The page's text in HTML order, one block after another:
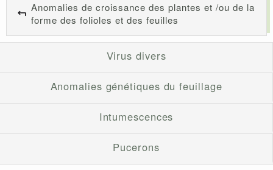
Anomalies de croissance des plantes et /ou de la
forme des folioles et des feuilles
Virus divers
Anomalies génétiques du feuillage
Intumescences
Pucerons